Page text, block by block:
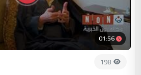
01:56
198